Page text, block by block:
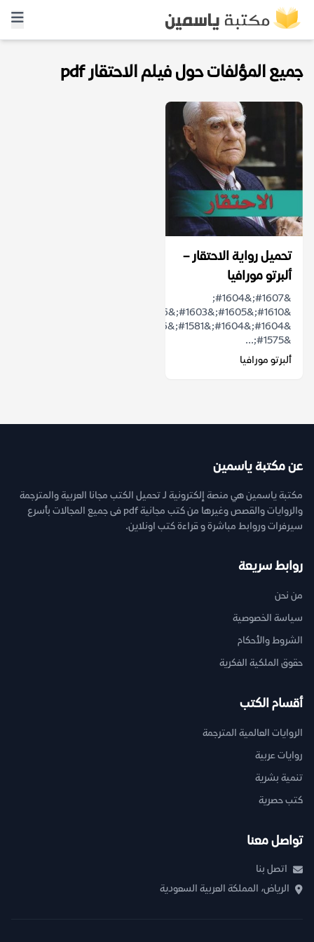
جميع المؤلفات حول فيلم الاحتقار pdf
تحميل رواية الاحتقار –
ألبرتو مورافيا
&#1607;&#1604;
&#1575;...
ألبرتو مورافيا
عن مكتبة ياسمين
مكتبة ياسمين هي منصة إلكترونية لـ تحميل الكتب مجانا العربية والمترجمة
والروايات والقصص وغيرها من كتب مجانية pdf فى جميع المجالات بأسرع
سيرفرات وروابط مباشرة و قراءة كتب اونلاين.
روابط سريعة
من نحن
سياسة الخصوصية
الشروط والأحكام
حقوق الملكية الفكرية
أقسام الكتب
الروايات العالمية المترجمة
روايات عربية
تنمية بشرية
كتب حصرية
تواصل معنا
اتصل بنا
الرياض، المملكة العربية السعودية